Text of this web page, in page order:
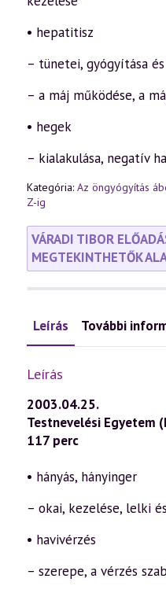
• hepatitisz
– tünetei, gyógyítása
– a máj működése, a
• hegek
– kialakulása, negatív
Kategória: Az öngyógyítás
Z-ig
VÁRADI TIBOR
MEGTEKINTHETŐK
Leírás További
Leírás
2003.04.25.
Testnevelési Egyetem
117 perc
• hányás, hányinger
– okai, kezelése, lelki
• havivérzés
– szerepe, a vérzés